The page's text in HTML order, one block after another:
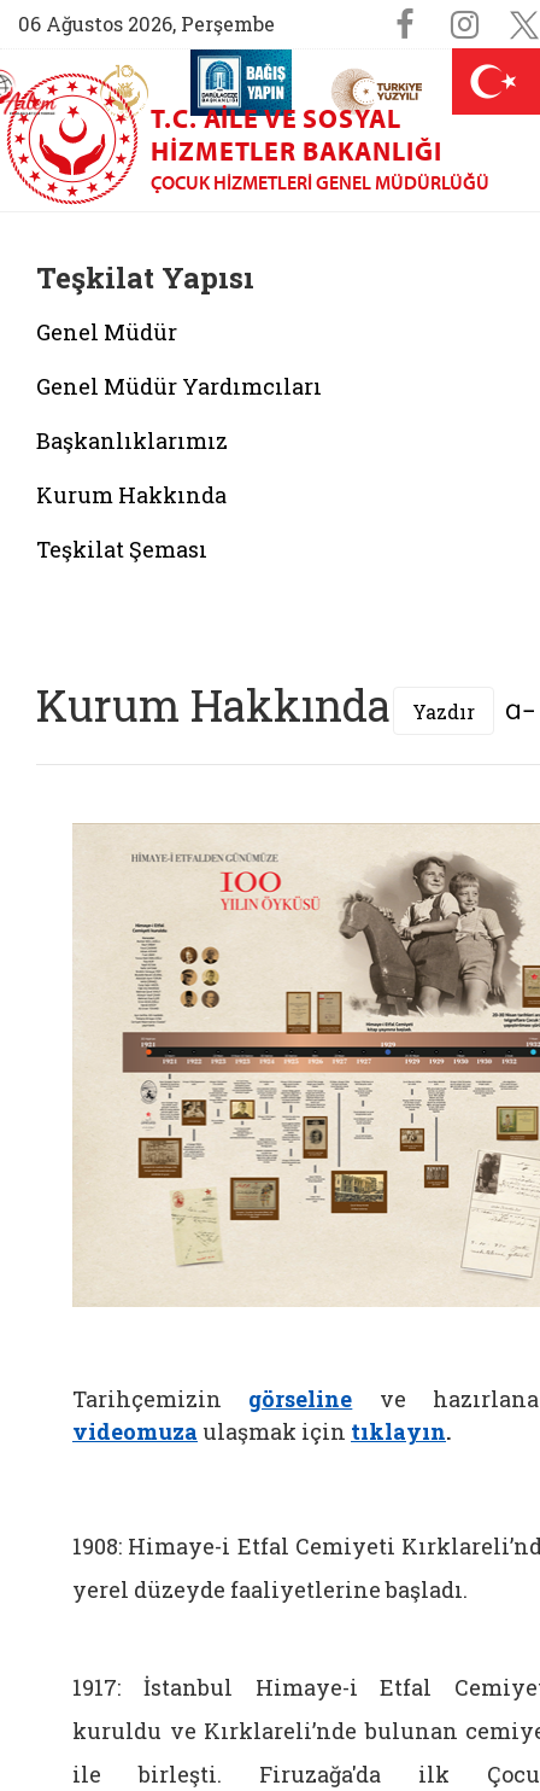
06 Ağustos 2026, Perşembe Sosyal
(yeni sekmede açılır)
AİLEM İletişim Merkezi (yeni sekmede açılır)
Aile ve Nüfus On Yılı (yeni sekmede açılır)
Darülaceze bağış sayfası (yeni
T.C. AILE VE SOSYAL
HIZMETLER BAKANLIĞI
ÇOCUK HIZMETLERI GENEL MÜDÜRLÜĞÜ
Teşkilat Yapısı
Genel Müdür
Genel Müdür Yardımcıları
Başkanlıklarımız
Kurum Hakkında
Teşkilat Şeması
Kurum Hakkında Yazdır
Tarihçemizin görseline ve
videomuza ulaşmak için tıklayın.
1908: Himaye-i Etfal Cemiyeti
yerel düzeyde faaliyetlerine başladı.
1917: İstanbul Himaye-i Etfal
kuruldu ve Kırklareli’nde bulunan
ile birleşti. Firuzağa'da ilk